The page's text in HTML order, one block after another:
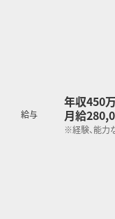
給与
年収450
月給
※経験、能力